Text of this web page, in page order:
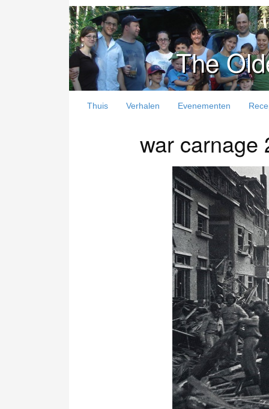
The
Thuis Verhalen Evenementen
war carnage